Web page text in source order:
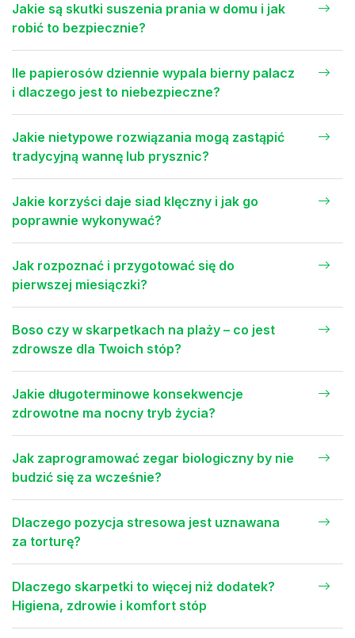
Jakie są skutki suszenia prania w domu i jak
robić to bezpiecznie?
Ile papierosów dziennie wypala bierny palacz
i dlaczego jest to niebezpieczne?
Jakie nietypowe rozwiązania mogą zastąpić
tradycyjną wannę lub prysznic?
Jakie korzyści daje siad klęczny i jak go
poprawnie wykonywać?
Jak rozpoznać i przygotować się do
pierwszej miesiączki?
Boso czy w skarpetkach na plaży – co jest
zdrowsze dla Twoich stóp?
Jakie długoterminowe konsekwencje
zdrowotne ma nocny tryb życia?
Jak zaprogramować zegar biologiczny by nie
budzić się za wcześnie?
Dlaczego pozycja stresowa jest uznawana
za torturę?
Dlaczego skarpetki to więcej niż dodatek?
Higiena, zdrowie i komfort stóp